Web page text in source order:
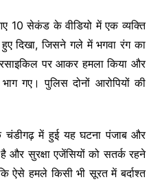
10 सेकंड के वीडियो में एक व्यक्ति
दिखा, जिसने गले में भगवा रंग का
पर आकर हमला किया और
गए। पुलिस दोनों आरोपियों की
चंडीगढ़ में हुई यह घटना पंजाब और
और सुरक्षा एजेंसियों को सतर्क रहने
ऐसे हमले किसी भी सूरत में बर्दाश्त